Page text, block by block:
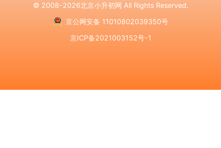
© 2008-2026北京小升初网 All Rights Reserved.
京公网安备 11010802039350号
京ICP备2021003152号-1